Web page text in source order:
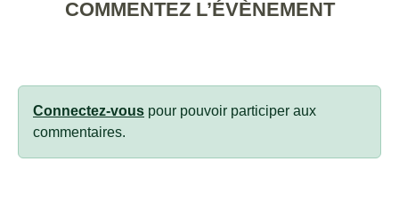
COMMENTEZ L’ÉVÈNEMENT
Connectez-vous pour pouvoir participer aux
commentaires.